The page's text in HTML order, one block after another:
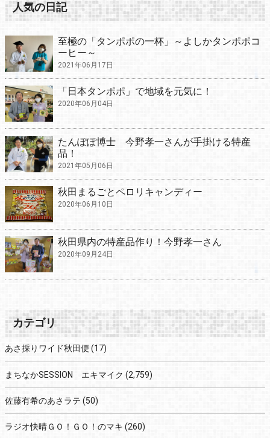
人気の日記
至極の「タンポポの一杯」～よしかタンポポコ
ーヒー～
2021年06月17日
「日本タンポポ」で地域を元気に！
2020年06月04日
たんぽぽ博士 今野孝一さんが手掛ける特産
品！
2021年05月06日
秋田まるごとペロリキャンディー
2020年06月10日
秋田県内の特産品作り！今野孝一さん
2020年09月24日
カテゴリ
あさ採りワイド秋田便 (17)
まちなかSESSION エキマイク (2,759)
佐藤有希のあさラテ (50)
ラジオ快晴ＧＯ！ＧＯ！のマキ (260)